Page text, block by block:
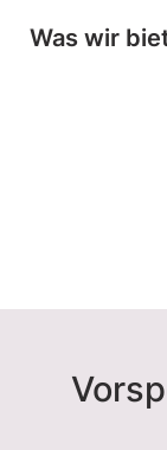
Was wir